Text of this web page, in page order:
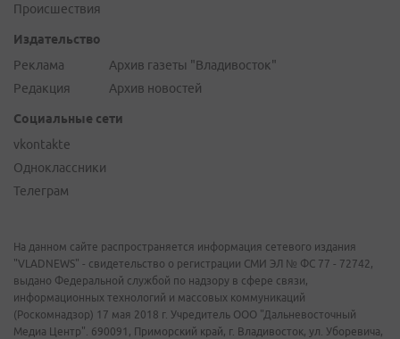
Происшествия
Издательство
Реклама
Редакция
Архив газеты "Владивосток"
Архив новостей
Социальные сети
vkontakte
Одноклассники
Телеграм
На данном сайте распространяется информация сетевого издания
"VLADNEWS" - свидетельство о регистрации СМИ ЭЛ № ФС 77 - 72742,
выдано Федеральной службой по надзору в сфере связи,
информационных технологий и массовых коммуникаций
(Роскомнадзор) 17 мая 2018 г. Учредитель ООО "Дальневосточный
Медиа Центр". 690091, Приморский край, г. Владивосток, ул. Уборевича,